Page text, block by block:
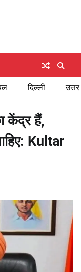
दिल्ली
केंद्र हैं,
Kultar